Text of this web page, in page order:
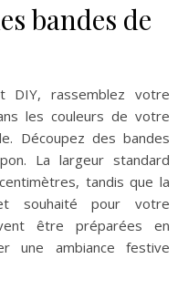
bandes de
DIY, rassemblez votre
les couleurs de votre
Découpez des bandes
La largeur standard
tandis que la
souhaité pour votre
être préparées en
une ambiance festive